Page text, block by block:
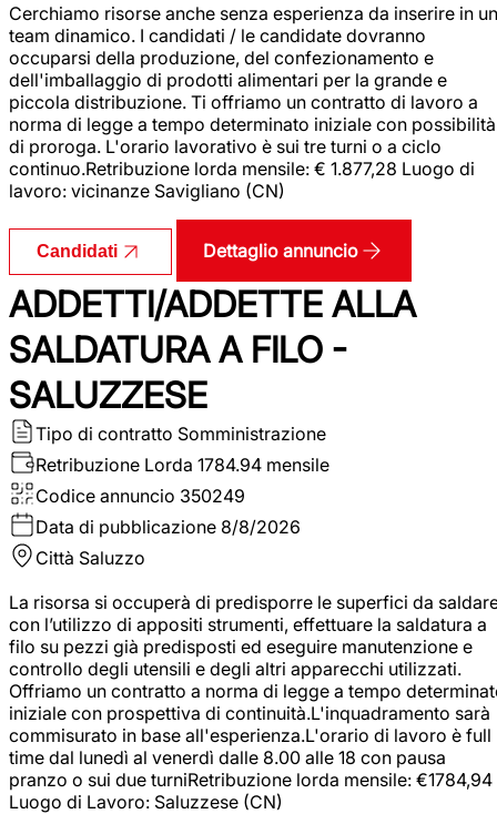
Cerchiamo risorse anche senza esperienza da inserire in un
team dinamico. I candidati / le candidate dovranno
occuparsi della produzione, del confezionamento e
dell'imballaggio di prodotti alimentari per la grande e
piccola distribuzione. Ti offriamo un contratto di lavoro a
norma di legge a tempo determinato iniziale con possibilità
di proroga. L'orario lavorativo è sui tre turni o a ciclo
continuo.Retribuzione lorda mensile: € 1.877,28 Luogo di
lavoro: vicinanze Savigliano (CN)
Candidati Dettaglio annuncio
ADDETTI/ADDETTE ALLA
SALDATURA A FILO -
SALUZZESE
Tipo di contratto Somministrazione
Retribuzione Lorda 1784.94 mensile
Codice annuncio 350249
Data di pubblicazione 8/8/2026
Città Saluzzo
La risorsa si occuperà di predisporre le superfici da
con l’utilizzo di appositi strumenti, effettuare la saldatura a
filo su pezzi già predisposti ed eseguire manutenzione e
controllo degli utensili e degli altri apparecchi utilizzati.
Offriamo un contratto a norma di legge a tempo
iniziale con prospettiva di continuità.L'inquadramento sarà
commisurato in base all'esperienza.L'orario di lavoro è full
time dal lunedì al venerdì dalle 8.00 alle 18 con pausa
pranzo o sui due turniRetribuzione lorda mensile: €1784,94
Luogo di Lavoro: Saluzzese (CN)